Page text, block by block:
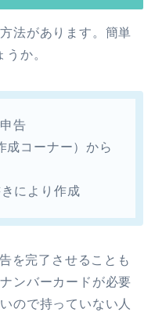
法があります。簡単
か。
告
コーナー）から
により作成
を完了させることも
ンバーカードが必要
ので持っていない人